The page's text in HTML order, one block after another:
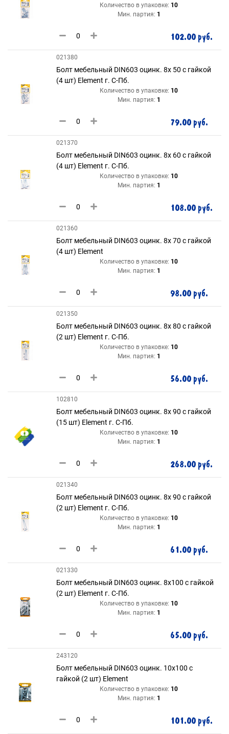
Количество в упаковке: 10
Мин. партия: 1
102.00 руб.
021380
Болт мебельный DIN603 оцинк. 8х 50 с гайкой
(4 шт) Element г. С-Пб.
Количество в упаковке: 10
Мин. партия: 1
79.00 руб.
021370
Болт мебельный DIN603 оцинк. 8х 60 с гайкой
(4 шт) Element г. С-Пб.
Количество в упаковке: 10
Мин. партия: 1
108.00 руб.
021360
Болт мебельный DIN603 оцинк. 8х 70 с гайкой
(4 шт) Element
Количество в упаковке: 10
Мин. партия: 1
98.00 руб.
021350
Болт мебельный DIN603 оцинк. 8х 80 с гайкой
(2 шт) Element г. С-Пб.
Количество в упаковке: 10
Мин. партия: 1
56.00 руб.
102810
Болт мебельный DIN603 оцинк. 8х 90 с гайкой
(15 шт) Element г. С-Пб.
Количество в упаковке: 10
Мин. партия: 1
268.00 руб.
021340
Болт мебельный DIN603 оцинк. 8х 90 с гайкой
(2 шт) Element г. С-Пб.
Количество в упаковке: 10
Мин. партия: 1
61.00 руб.
021330
Болт мебельный DIN603 оцинк. 8х100 с гайкой
(2 шт) Element г. С-Пб.
Количество в упаковке: 10
Мин. партия: 1
65.00 руб.
243120
Болт мебельный DIN603 оцинк. 10х100 с
гайкой (2 шт) Element
Количество в упаковке: 10
Мин. партия: 1
101.00 руб.